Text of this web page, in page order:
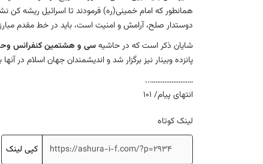
همانطور که امام خمینی(ره) فرمودند تا اسرائیل ریشه کن
دوستدار صلح، آرامش و امنیت است، باید در خط مقدم
شایان ذکر است که در حاشیهسی و هشتمین کنفرانس
پانزده وبینار نیز برگزار شد و اندیشمندان جهان اسلام در
……………………..
انتهای پیام/ 101
لینک کوتاه
کپی لینک